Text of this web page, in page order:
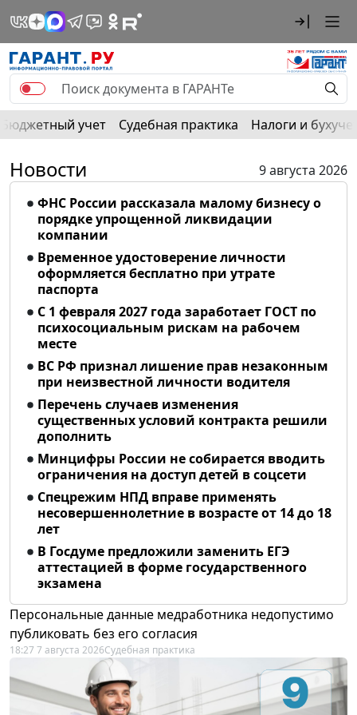
Бюджетный учет Судебная практика Налоги и
Новости
9 августа 2026
ФНС России рассказала малому бизнесу о
порядке упрощенной ликвидации
компании
Временное удостоверение личности
оформляется бесплатно при утрате
паспорта
С 1 февраля 2027 года заработает ГОСТ по
психосоциальным рискам на рабочем
месте
ВС РФ признал лишение прав незаконным
при неизвестной личности водителя
Перечень случаев изменения
существенных условий контракта решили
дополнить
Минцифры России не собирается вводить
ограничения на доступ детей в соцсети
Спецрежим НПД вправе применять
несовершеннолетние в возрасте от 14 до 18
лет
В Госдуме предложили заменить ЕГЭ
аттестацией в форме государственного
экзамена
Персональные данные медработника недопустимо
публиковать без его согласия
18:27 7 августа 2026Судебная практика